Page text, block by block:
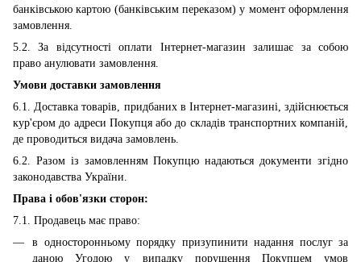
банківською картою (банківським переказом) у момент оформлення
замовлення.
5.2. За відсутності оплати Інтернет-магазин залишає за собою
право анулювати замовлення.
Умови доставки замовлення
6.1. Доставка товарів, придбаних в Інтернет-магазині, здійснюється
кур'єром до адреси Покупця або до складів транспортних компаній,
де проводиться видача замовлень.
6.2. Разом із замовленням Покупцю надаються документи згідно
законодавства України.
Права і обов'язки сторон:
7.1. Продавець має право:
в односторонньому порядку призупинити надання послуг за
даною Угодою у випадку порушення Покупцем умов